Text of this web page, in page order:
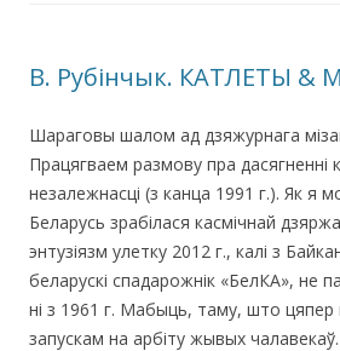
В. Рубінчык. КАТЛЕТЫ &
Шараговы шалом ад дзяжурнага
Працягваем размову пра дасягненні
незалежнасці (з канца 1991 г.). Як я
Беларусь зрабілася касмічнай
энтузіязм улетку 2012 г., калі з
беларускі спадарожнік «БелКА», не
ні з 1961 г. Мабыць, таму, што цяпер
запускам на арбіту жывых